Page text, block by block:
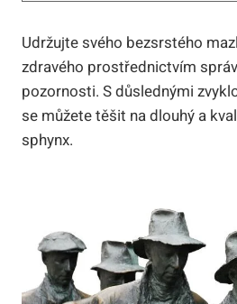
Udržujte svého bezsrstého
zdravého prostřednictvím
pozornosti. S důslednými
se můžete těšit na dlouhý a
sphynx.